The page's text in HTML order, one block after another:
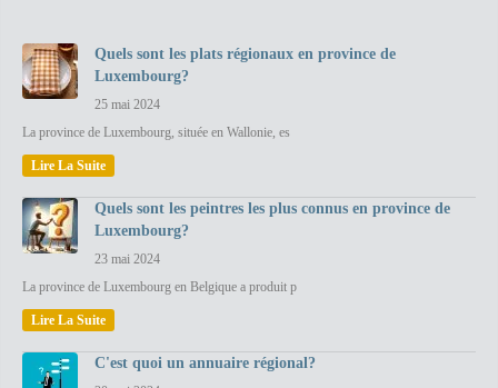
Quels sont les plats régionaux en province de
Luxembourg?
25 mai 2024
La province de Luxembourg, située en Wallonie, es
Lire La Suite
Quels sont les peintres les plus connus en province de
Luxembourg?
23 mai 2024
La province de Luxembourg en Belgique a produit p
Lire La Suite
C'est quoi un annuaire régional?